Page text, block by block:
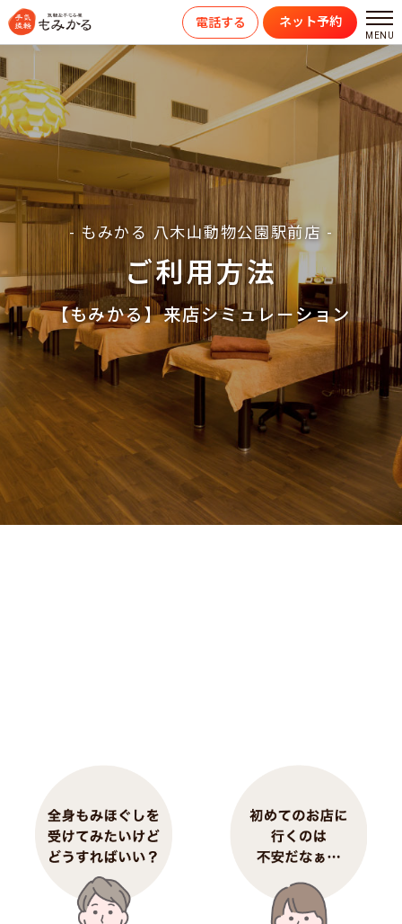
電話する ネット予約
- もみかる 八木山動物公園駅前店 -
ご利用方法
【もみかる】来店シミュレーション